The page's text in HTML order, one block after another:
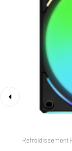
Refroidissement